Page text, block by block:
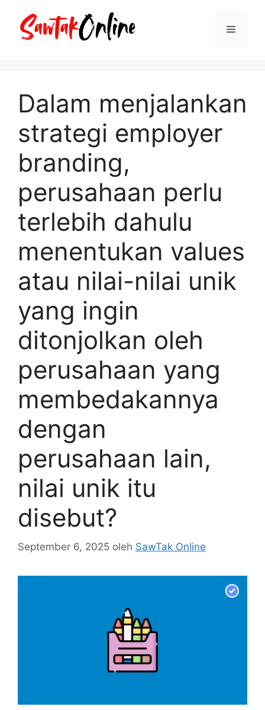
Menu
Dalam menjalankan
strategi employer
branding,
perusahaan perlu
terlebih dahulu
menentukan values
atau nilai-nilai unik
yang ingin
ditonjolkan oleh
perusahaan yang
membedakannya
dengan
perusahaan lain,
nilai unik itu
disebut?
September 6, 2025 oleh SawTak Online